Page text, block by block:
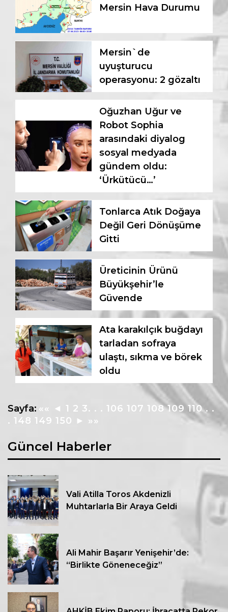
Mersin Hava Durumu
Mersin`de
uyuşturucu
operasyonu: 2 gözaltı
Oğuzhan Uğur ve
Robot Sophia
arasındaki diyalog
sosyal medyada
gündem oldu:
‘Ürkütücü…’
Tonlarca Atık Doğaya
Değil Geri Dönüşüme
Gitti
Üreticinin Ürünü
Büyükşehir’le
Güvende
Ata karakılçık buğdayı
tarladan sofraya
ulaştı, sıkma ve börek
oldu
Sayfa: «« ◄ 1 2 3. . . 106 107 108 109 110 . .
. 148 149 150 ► »»
Güncel Haberler
Vali Atilla Toros Akdenizli
Muhtarlarla Bir Araya Geldi
Ali Mahir Başarır Yenişehir’de:
“Birlikte Göneneceğiz”